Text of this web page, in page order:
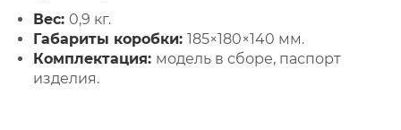
Вес: 0,9 кг.
Габариты коробки: 185×180×140 мм.
Комплектация: модель в сборе, паспорт
изделия.